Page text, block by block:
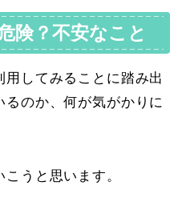
険？不安なこと
してみることに踏み出
のか、何が気がかりに
うと思います。